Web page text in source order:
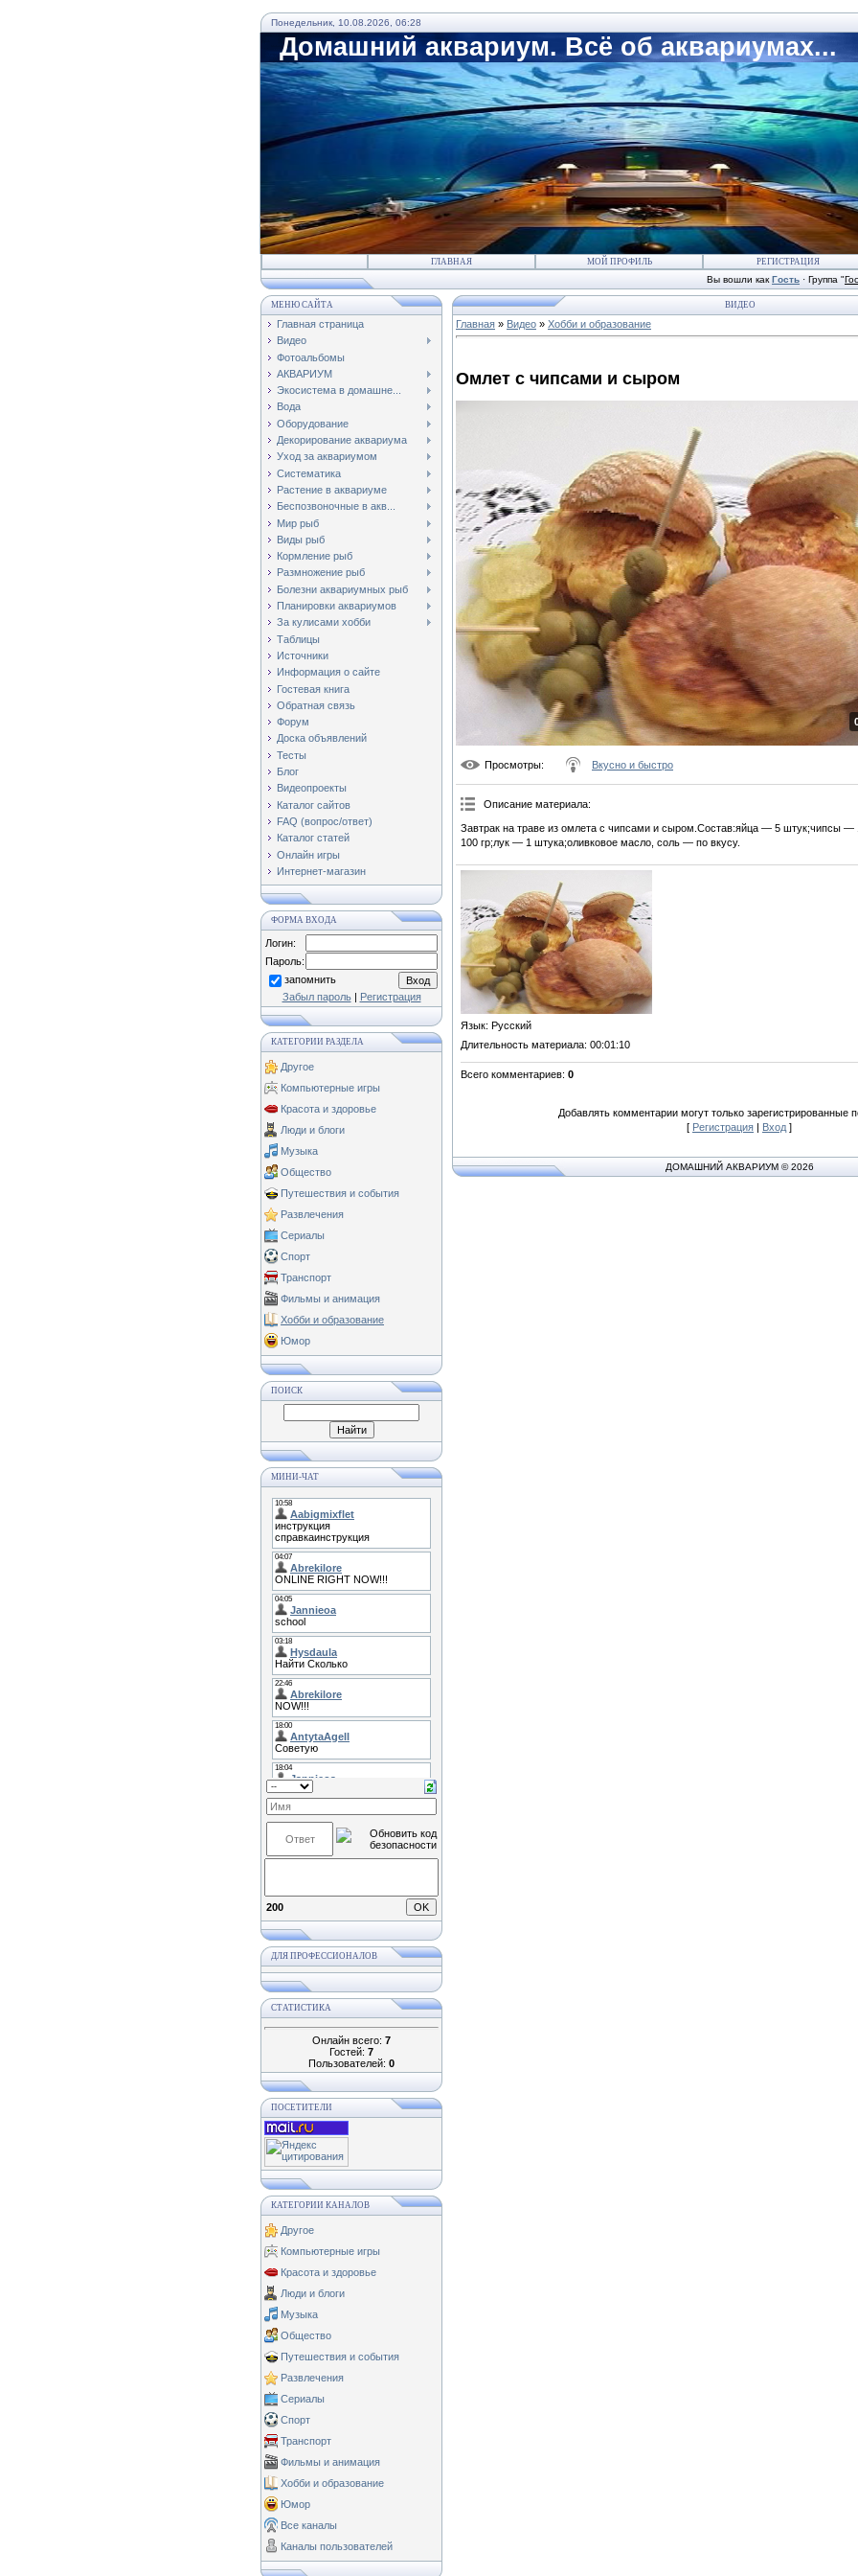
Понедельник, 10.08.2026, 06:28
Домашний аквариум. Всё об аквариумах...
ГЛАВНАЯ МОЙ ПРОФИЛЬ РЕГИСТРАЦИЯ
Вы вошли как Гость · Группа "
МЕНЮ САЙТА
Главная страница
Видео
Фотоальбомы
АКВАРИУМ
Экосистема в домашне...
Вода
Оборудование
Декорирование аквариума
Уход за аквариумом
Систематика
Растение в аквариуме
Беспозвоночные в акв...
Мир рыб
Виды рыб
Кормление рыб
Размножение рыб
Болезни аквариумных рыб
Планировки аквариумов
За кулисами хобби
Таблицы
Источники
Информация о сайте
Гостевая книга
Обратная связь
Форум
Доска объявлений
Тесты
Блог
Видеопроекты
Каталог сайтов
FAQ (вопрос/ответ)
Каталог статей
Онлайн игры
Интернет-магазин
ФОРМА ВХОДА
Логин:
Пароль:
запомнить
Забыл пароль| Регистрация
КАТЕГОРИИ РАЗДЕЛА
Другое
Компьютерные игры
Красота и здоровье
Люди и блоги
Музыка
Общество
Путешествия и события
Развлечения
Сериалы
Спорт
Транспорт
Фильмы и анимация
Хобби и образование
Юмор
ПОИСК
МИНИ-ЧАТ
200
ДЛЯ ПРОФЕССИОНАЛОВ
СТАТИСТИКА
Онлайн всего: 7
Гостей: 7
Пользователей: 0
ПОСЕТИТЕЛИ
КАТЕГОРИИ КАНАЛОВ
Другое
Компьютерные игры
Красота и здоровье
Люди и блоги
Музыка
Общество
Путешествия и события
Развлечения
Сериалы
Спорт
Транспорт
Фильмы и анимация
Хобби и образование
Юмор
Все каналы
Каналы пользователей
ВИДЕО
Главная » Видео » Хобби и образование
Омлет с чипсами и сыром
Просмотры: Вкусно и быстро
Описание материала:
Завтрак на траве из омлета с чипсами и сыром.Состав:яйца — 5 штук;чипсы
100 гр;лук — 1 штука;оливковое масло, соль — по вкусу.
Язык: Русский
Длительность материала: 00:01:10
Всего комментариев: 0
Добавлять комментарии могут только зарегистрированные
[ Регистрация | Вход ]
ДОМАШНИЙ АКВАРИУМ © 2026